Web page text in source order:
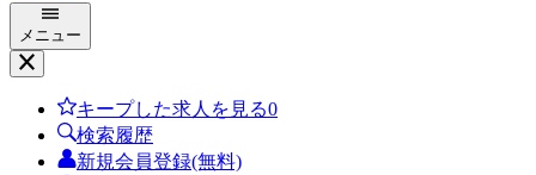
メニュー
キープした求人を見る0
検索履歴
新規会員登録(無料)